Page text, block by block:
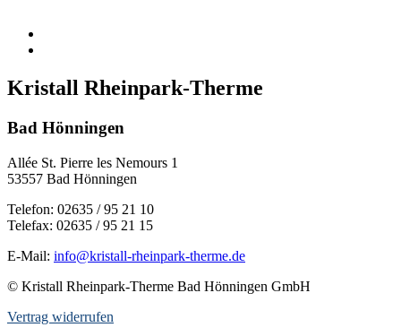
Kristall Rheinpark-Therme
Bad Hönningen
Allée St. Pierre les Nemours 1
53557 Bad Hönningen
Telefon: 02635 / 95 21 10
Telefax: 02635 / 95 21 15
E-Mail: info@kristall-rheinpark-therme.de
© Kristall Rheinpark-Therme Bad Hönningen GmbH
Vertrag widerrufen